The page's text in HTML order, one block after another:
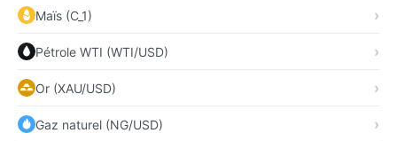
Maïs (C_1)
Pétrole WTI (WTI/USD)
Or (XAU/USD)
Gaz naturel (NG/USD)